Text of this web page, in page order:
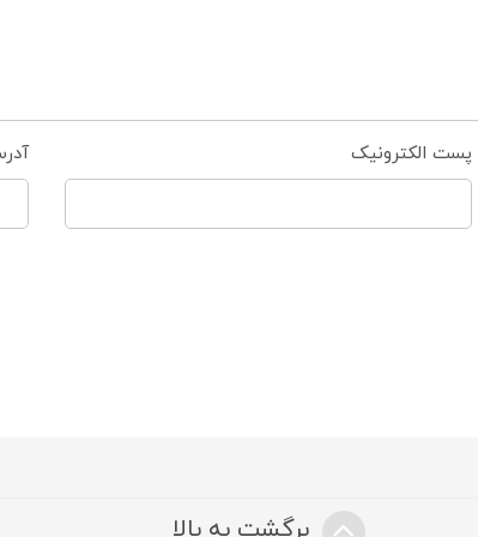
پست الکترونیک
برگشت به بالا